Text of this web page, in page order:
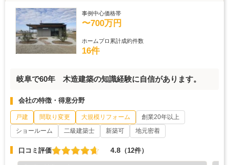
事例中心価格帯
〜700万円
ホームプロ累計成約件数
16件
岐阜で60年 木造建築の知識経験に自信があります。
会社の特徴・得意分野
戸建 間取り変更 大規模リフォーム
創業20年以上
ショールーム
二級建築士 新築可 地元密着
口コミ評価 4.8 （12件）